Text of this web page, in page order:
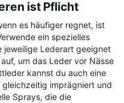
ist Pflicht
es häufiger regnet, ist
ein spezielles
jeweilige Lederart geeignet
um das Leder vor Nässe
kannst du auch eine
imprägniert und
Sprays, die die